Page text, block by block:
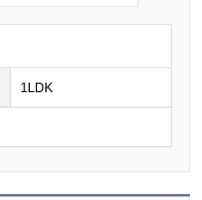
1LDK